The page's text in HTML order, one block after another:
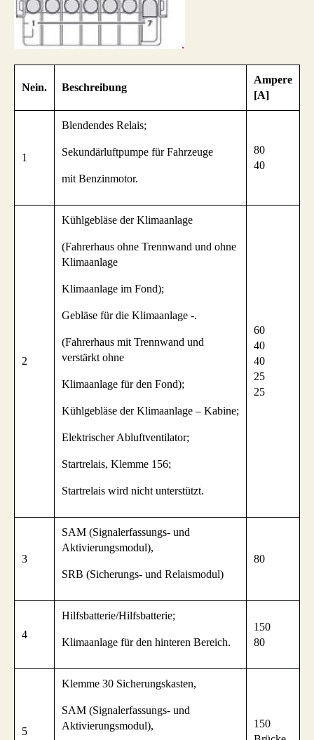
Nein. Beschreibung
Ampere
[A]
1
Blendendes Relais;
Sekundärluftpumpe für Fahrzeuge
mit Benzinmotor.
80
40
2
Kühlgebläse der Klimaanlage
(Fahrerhaus ohne Trennwand und ohne
Klimaanlage
Klimaanlage im Fond);
Gebläse für die Klimaanlage -.
(Fahrerhaus mit Trennwand und
verstärkt ohne
Klimaanlage für den Fond);
Kühlgebläse der Klimaanlage – Kabine;
Elektrischer Abluftventilator;
Startrelais, Klemme 156;
Startrelais wird nicht unterstützt.
60
40
40
25
25
3
SAM (Signalerfassungs- und
Aktivierungsmodul),
SRB (Sicherungs- und Relaismodul)
80
4
Hilfsbatterie/Hilfsbatterie;
Klimaanlage für den hinteren Bereich.
150
80
5
Klemme 30 Sicherungskasten,
SAM (Signalerfassungs- und
Aktivierungsmodul),
150